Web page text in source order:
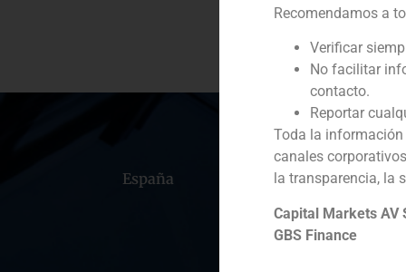
España Portugal
Recomendamos a
Verificar
No facilitar
contacto.
Reportar
Toda la
canales
la transparencia, la
Capital Markets AV
GBS Finance